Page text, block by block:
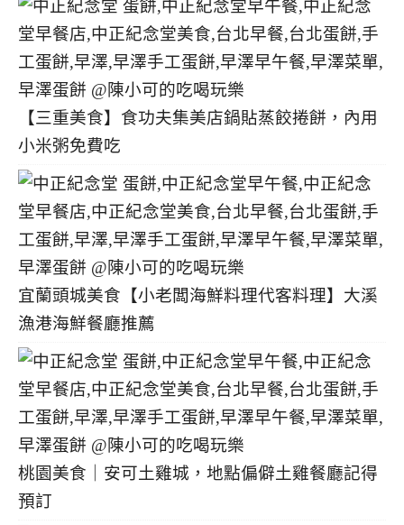
【三重美食】食功夫集美店鍋貼蒸餃捲餅，內用
小米粥免費吃
宜蘭頭城美食【小老闆海鮮料理代客料理】大溪
漁港海鮮餐廳推薦
桃園美食｜安可土雞城，地點偏僻土雞餐廳記得
預訂